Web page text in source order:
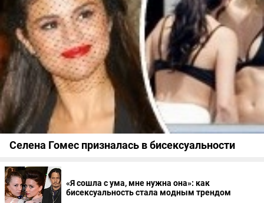
Селена Гомес призналась в бисексуальности
«Я сошла с ума, мне нужна она»: как
бисексуальность стала модным трендом